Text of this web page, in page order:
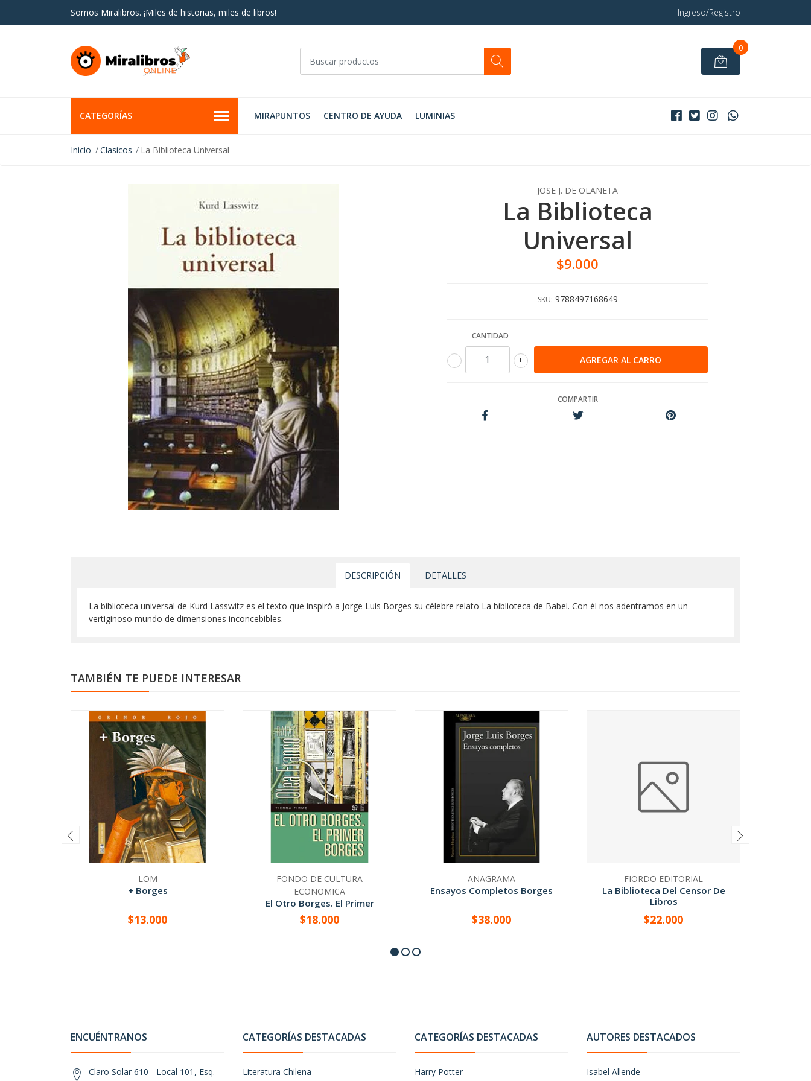
Somos Miralibros. ¡Miles de historias, miles de libros! Ingreso/Registro
0
CATEGORÍAS MIRAPUNTOS CENTRO DE AYUDA LUMINIAS
Inicio Clasicos La Biblioteca Universal
JOSE J. DE OLAÑETA
La Biblioteca
Universal
$9.000
SKU: 9788497168649
CANTIDAD
+
-
COMPARTIR
DESCRIPCIÓN DETALLES
La biblioteca universal de Kurd Lasswitz es el texto que inspiró a Jorge Luis Borges su célebre relato La biblioteca de Babel. Con él nos adentramos en un
vertiginoso mundo de dimensiones inconcebibles.
TAMBIÉN TE PUEDE INTERESAR
LOM
+ Borges
+
$13.000
FONDO DE CULTURA
ECONOMICA
El Otro Borges. El Primer
Borges
+
$18.000
ANAGRAMA
Ensayos Completos Borges
+
$38.000
FIORDO EDITORIAL
La Biblioteca Del Censor De
Libros
+
$22.000
ENCUÉNTRANOS
Claro Solar 610 - Local 101, Esq.
CATEGORÍAS DESTACADAS
Literatura Chilena
CATEGORÍAS DESTACADAS
Harry Potter
AUTORES DESTACADOS
Isabel Allende